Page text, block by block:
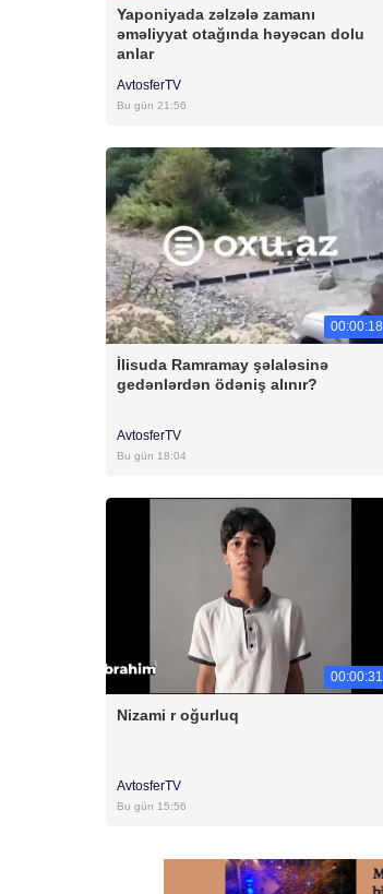
Yaponiyada zəlzələ zamanı
əməliyyat otağında həyəcan dolu
anlar
AvtosferTV
Bu gün 21:56
00:00:18
İlisuda Ramramay şəlaləsinə
gedənlərdən ödəniş alınır?
AvtosferTV
Bu gün 18:04
00:00:31
Nizami r oğurluq
AvtosferTV
Bu gün 15:56